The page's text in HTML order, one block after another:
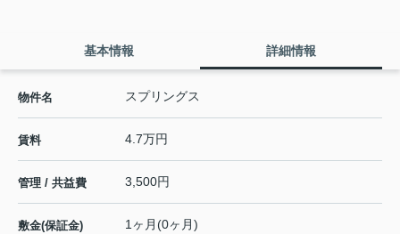
基本情報 詳細情報
物件名 スプリングス
賃料 4.7万円
管理 / 共益費 3,500円
敷金(保証金) 1ヶ月(0ヶ月)